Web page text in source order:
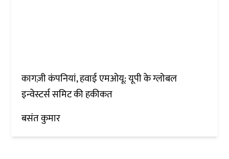
कागज़ी कंपनियां, हवाई एमओयू: यूपी के ग्लोबल
इन्वेस्टर्स समिट की हकीकत
बसंत कुमार